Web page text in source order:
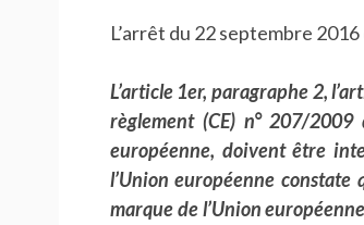
L’arrêt du 22 septembre
L’article 1er, paragraphe 2,
règlement (CE) n° 207/
européenne, doivent être
l’Union européenne constate
marque de l’Union